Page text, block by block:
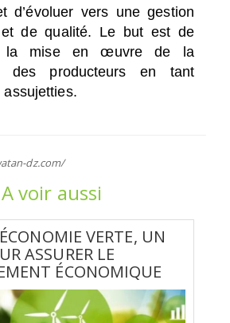
d’évoluer vers une gestion
de qualité. Le but est de
la mise en œuvre de la
des producteurs en tant
assujetties.
dz.com/
A voir aussi
VERTE, UN
ASSURER LE
ÉCONOMIQUE